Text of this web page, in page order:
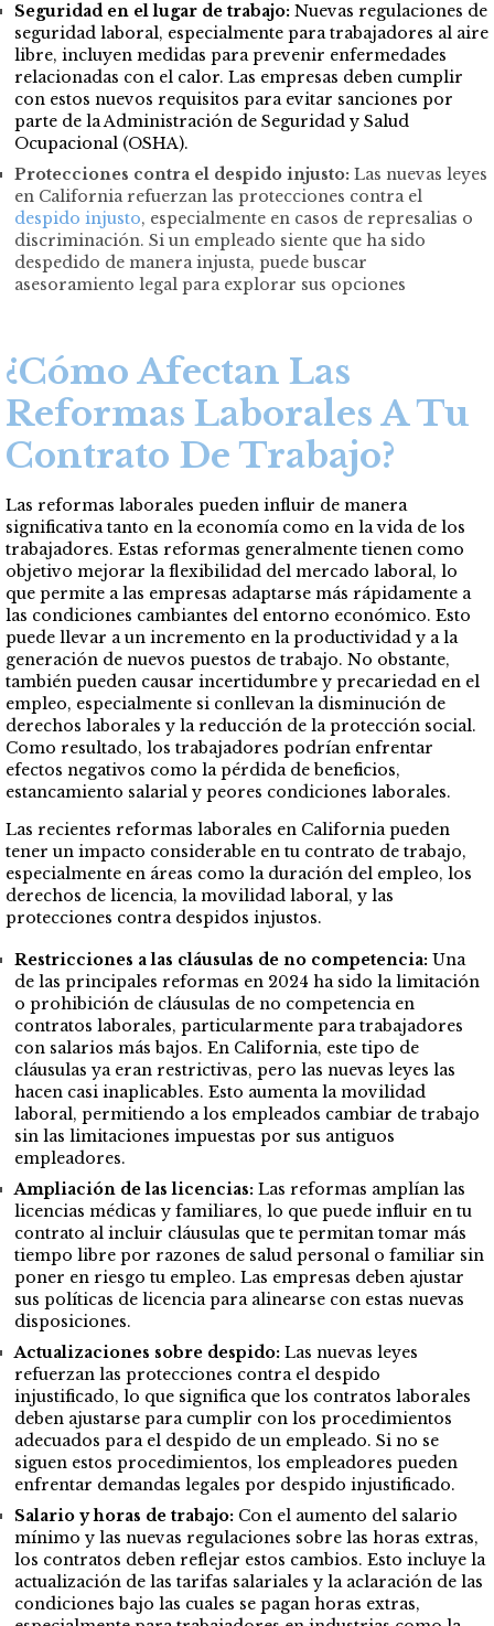
Seguridad en el lugar de trabajo: Nuevas regulaciones de
seguridad laboral, especialmente para trabajadores al aire
libre, incluyen medidas para prevenir enfermedades
relacionadas con el calor. Las empresas deben cumplir
con estos nuevos requisitos para evitar sanciones por
parte de la Administración de Seguridad y Salud
Ocupacional (OSHA).
Protecciones contra el despido injusto: Las nuevas leyes
en California refuerzan las protecciones contra el
despido injusto, especialmente en casos de represalias o
discriminación. Si un empleado siente que ha sido
despedido de manera injusta, puede buscar
asesoramiento legal para explorar sus opciones
¿Cómo Afectan Las
Reformas Laborales A Tu
Contrato De Trabajo?
Las reformas laborales pueden influir de manera
significativa tanto en la economía como en la vida de los
trabajadores. Estas reformas generalmente tienen como
objetivo mejorar la flexibilidad del mercado laboral, lo
que permite a las empresas adaptarse más rápidamente a
las condiciones cambiantes del entorno económico. Esto
puede llevar a un incremento en la productividad y a la
generación de nuevos puestos de trabajo. No obstante,
también pueden causar incertidumbre y precariedad en el
empleo, especialmente si conllevan la disminución de
derechos laborales y la reducción de la protección social.
Como resultado, los trabajadores podrían enfrentar
efectos negativos como la pérdida de beneficios,
estancamiento salarial y peores condiciones laborales.
Las recientes reformas laborales en California pueden
tener un impacto considerable en tu contrato de trabajo,
especialmente en áreas como la duración del empleo, los
derechos de licencia, la movilidad laboral, y las
protecciones contra despidos injustos.
Restricciones a las cláusulas de no competencia: Una
de las principales reformas en 2024 ha sido la limitación
o prohibición de cláusulas de no competencia en
contratos laborales, particularmente para trabajadores
con salarios más bajos. En California, este tipo de
cláusulas ya eran restrictivas, pero las nuevas leyes las
hacen casi inaplicables. Esto aumenta la movilidad
laboral, permitiendo a los empleados cambiar de trabajo
sin las limitaciones impuestas por sus antiguos
empleadores.
Ampliación de las licencias: Las reformas amplían las
licencias médicas y familiares, lo que puede influir en tu
contrato al incluir cláusulas que te permitan tomar más
tiempo libre por razones de salud personal o familiar sin
poner en riesgo tu empleo. Las empresas deben ajustar
sus políticas de licencia para alinearse con estas nuevas
disposiciones.
Actualizaciones sobre despido: Las nuevas leyes
refuerzan las protecciones contra el despido
injustificado, lo que significa que los contratos laborales
deben ajustarse para cumplir con los procedimientos
adecuados para el despido de un empleado. Si no se
siguen estos procedimientos, los empleadores pueden
enfrentar demandas legales por despido injustificado.
Salario y horas de trabajo: Con el aumento del salario
mínimo y las nuevas regulaciones sobre las horas extras,
los contratos deben reflejar estos cambios. Esto incluye la
actualización de las tarifas salariales y la aclaración de las
condiciones bajo las cuales se pagan horas extras,